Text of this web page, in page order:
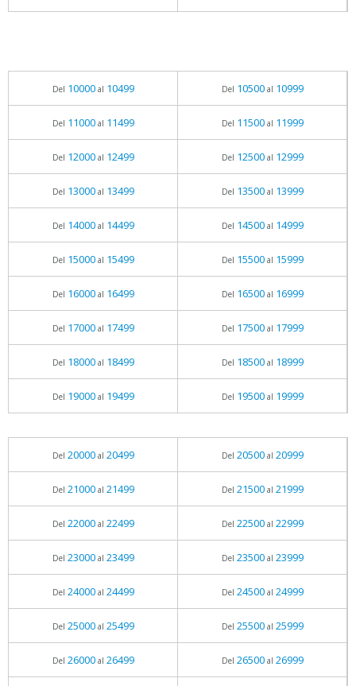
Del 10000al 10499 Del 10500al 10999
Del 11000al 11499 Del 11500al 11999
Del 12000al 12499 Del 12500al 12999
Del 13000al 13499 Del 13500al 13999
Del 14000al 14499 Del 14500al 14999
Del 15000al 15499 Del 15500al 15999
Del 16000al 16499 Del 16500al 16999
Del 17000al 17499 Del 17500al 17999
Del 18000al 18499 Del 18500al 18999
Del 19000al 19499 Del 19500al 19999
Del 20000al 20499 Del 20500al 20999
Del 21000al 21499 Del 21500al 21999
Del 22000al 22499 Del 22500al 22999
Del 23000al 23499 Del 23500al 23999
Del 24000al 24499 Del 24500al 24999
Del 25000al 25499 Del 25500al 25999
Del 26000al 26499 Del 26500al 26999